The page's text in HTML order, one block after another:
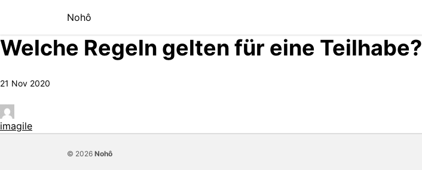
Nohô
Welche Regeln gelten für eine Teilhabe?
21 Nov 2020
imagile
© 2026 Nohô